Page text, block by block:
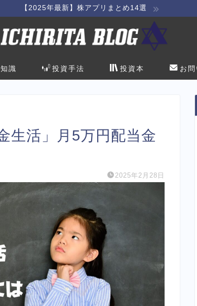
【2025年最新】株アプリまとめ14選
識 投資手法 投資本 お
生活」月5万円配当金
2025年2月28日